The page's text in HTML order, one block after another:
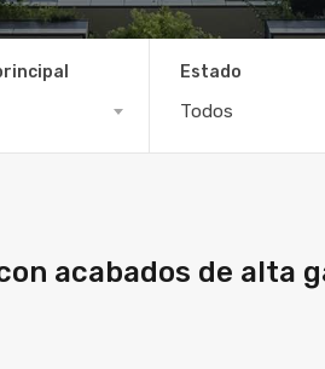
Estado
Todos
acabados de alta